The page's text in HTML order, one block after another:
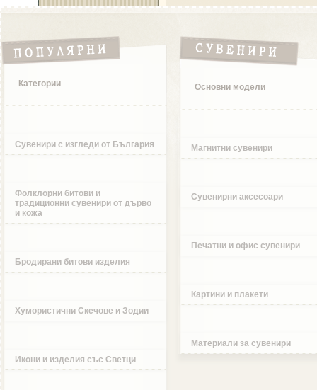
Категории
Сувенири с изгледи от България
Фолклорни битови и
традиционни сувенири от дърво
и кожа
Бродирани битови изделия
Хумористични Скечове и Зодии
Икони и изделия със Светци
Основни модели
Магнитни сувенири
Сувенирни аксесоари
Печатни и офис сувенири
Картини и плакети
Материали за сувенири